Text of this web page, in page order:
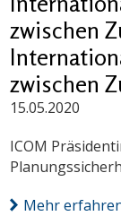
zwischen
zwischen
15.05.2020
ICOM
Mehr